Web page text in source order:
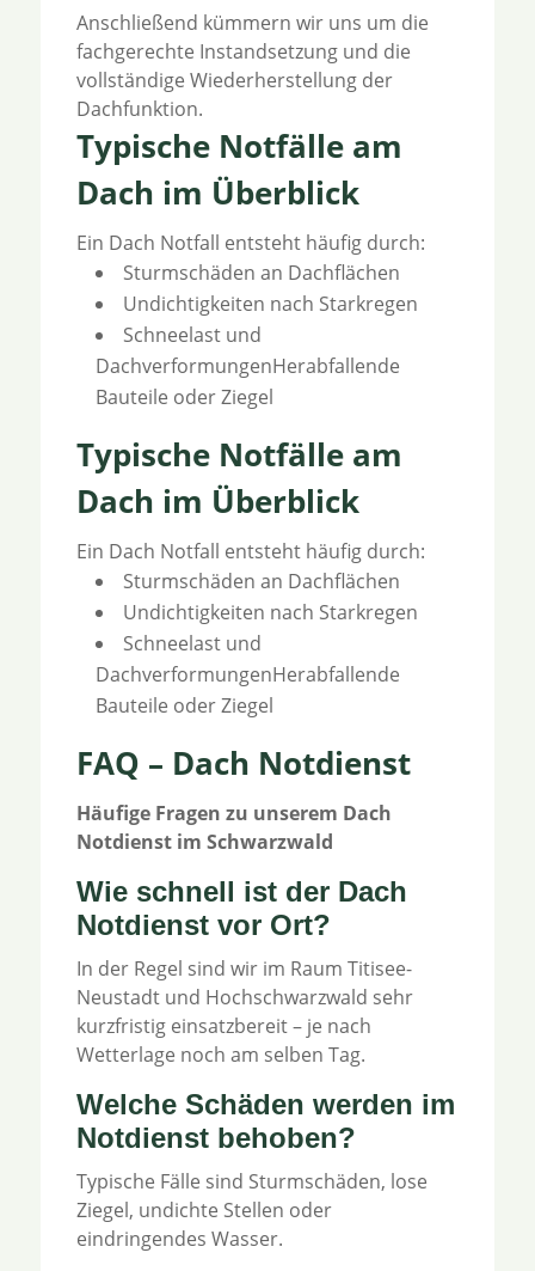
Anschließend kümmern wir uns um die
fachgerechte Instandsetzung und die
vollständige Wiederherstellung der
Dachfunktion.
Typische Notfälle am
Dach im Überblick
Ein Dach Notfall entsteht häufig durch:
Sturmschäden an Dachflächen
Undichtigkeiten nach Starkregen
Schneelast und
DachverformungenHerabfallende
Bauteile oder Ziegel
Typische Notfälle am
Dach im Überblick
Ein Dach Notfall entsteht häufig durch:
Sturmschäden an Dachflächen
Undichtigkeiten nach Starkregen
Schneelast und
DachverformungenHerabfallende
Bauteile oder Ziegel
FAQ – Dach Notdienst
Häufige Fragen zu unserem Dach
Notdienst im Schwarzwald
Wie schnell ist der Dach
Notdienst vor Ort?
In der Regel sind wir im Raum Titisee-
Neustadt und Hochschwarzwald sehr
kurzfristig einsatzbereit – je nach
Wetterlage noch am selben Tag.
Welche Schäden werden im
Notdienst behoben?
Typische Fälle sind Sturmschäden, lose
Ziegel, undichte Stellen oder
eindringendes Wasser.